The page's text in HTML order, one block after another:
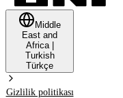
Middle
East and
Africa|
Turkish
Türkçe
Gizlilik politikası